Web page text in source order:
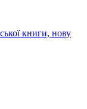
книги, нову